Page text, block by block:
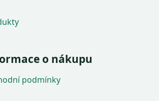
o nákupu
podmínky